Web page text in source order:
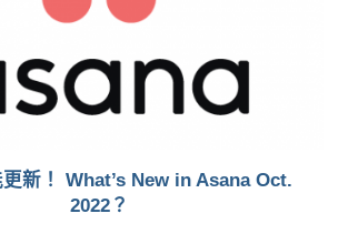
新！ What’s New in Asana Oct.
2022？